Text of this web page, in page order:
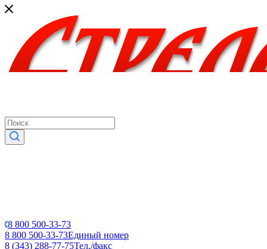
8 800 500-33-73
8 800 500-33-73Единый номер
8 (343) 288-77-75Тел./факс